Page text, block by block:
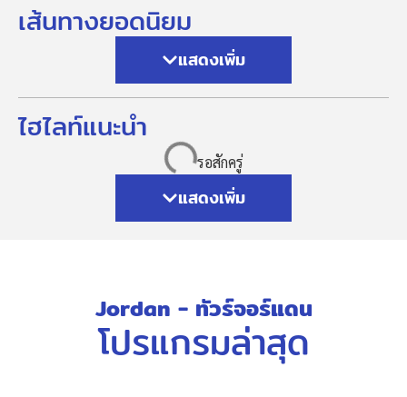
เส้นทางยอดนิยม
แสดงเพิ่ม
ไฮไลท์แนะนำ
แสดงเพิ่ม
Jordan - ทัวร์จอร์แดน
โปรแกรมล่าสุด